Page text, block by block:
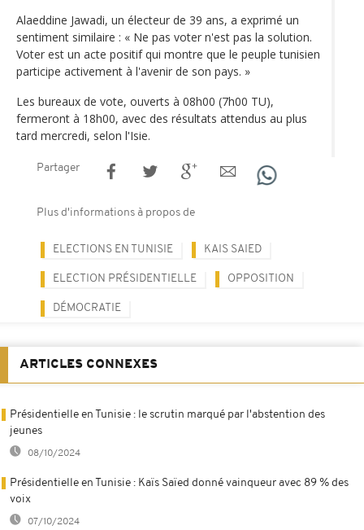
Alaeddine Jawadi, un électeur de 39 ans, a exprimé un
sentiment similaire : « Ne pas voter n'est pas la solution.
Voter est un acte positif qui montre que le peuple tunisien
participe activement à l'avenir de son pays. »
Les bureaux de vote, ouverts à 08h00 (7h00 TU),
fermeront à 18h00, avec des résultats attendus au plus
tard mercredi, selon l'Isie.
Partager
Plus d'informations à propos de
ELECTIONS EN TUNISIE KAIS SAIED
ELECTION PRÉSIDENTIELLE OPPOSITION
DÉMOCRATIE
ARTICLES CONNEXES
Présidentielle en Tunisie : le scrutin marqué par l'abstention des
jeunes
08/10/2024
Présidentielle en Tunisie : Kaïs Saïed donné vainqueur avec 89 % des
voix
07/10/2024